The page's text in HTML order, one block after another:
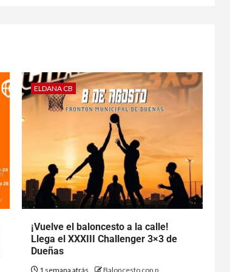
ELDANA CB
¡Vuelve el baloncesto a la calle!
Llega el XXXIII Challenger 3×3 de
Dueñas
1 semana atrás Baloncesto con p